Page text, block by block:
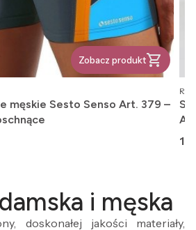
Zobacz produkt
męskie Sesto Senso Art. 379 –
i męska
doskonałej jakości materiały,